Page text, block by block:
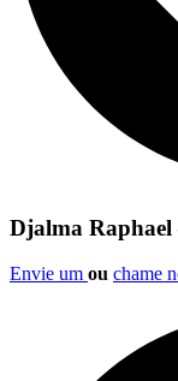
Djalma
Envie um ou chame